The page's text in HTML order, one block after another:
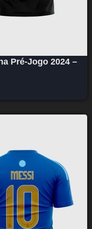
Pré-Jogo 2024 –